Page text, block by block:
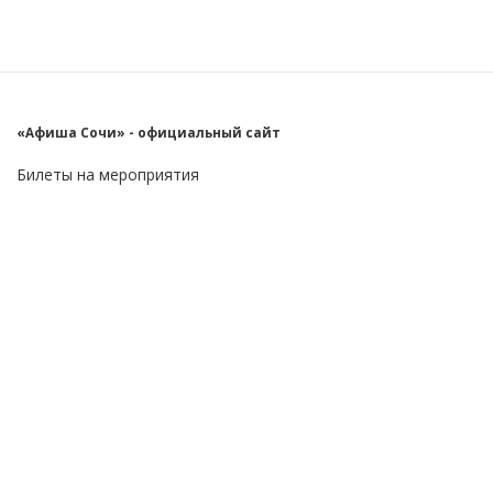
«Афиша Сочи» - официальный сайт
Билеты на мероприятия